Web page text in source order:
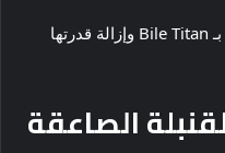
يمكن تدمير الحقيبة الحمضية الخاصة بـ Bile Titan وإزالة قدرتها
الصاعقة